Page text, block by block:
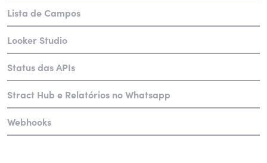
Lista de Campos
Looker Studio
Status das APIs
Stract Hub e Relatórios no Whatsapp
Webhooks